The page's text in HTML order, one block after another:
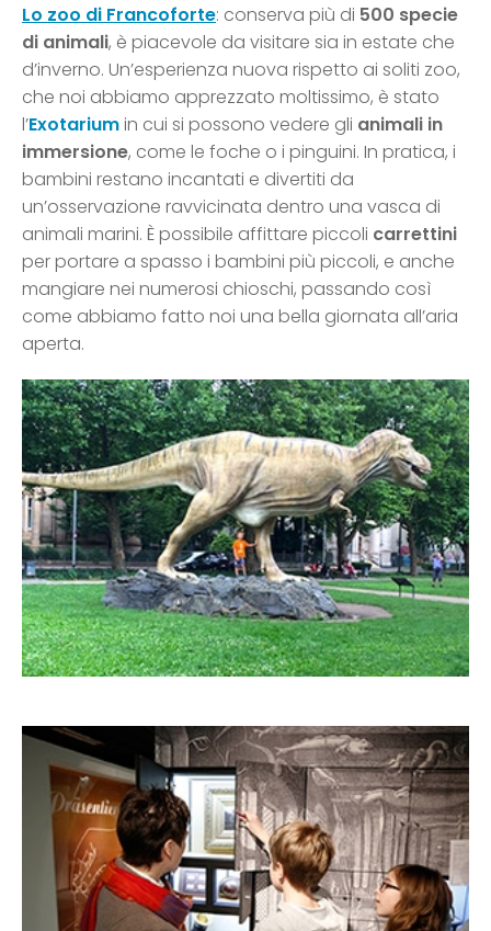
Lo zoo di Francoforte: conserva più di 500 specie
di animali, è piacevole da visitare sia in estate che
d’inverno. Un’esperienza nuova rispetto ai soliti zoo,
che noi abbiamo apprezzato moltissimo, è stato
l’Exotariumin cui si possono vedere gli animali in
immersione, come le foche o i pinguini. In pratica, i
bambini restano incantati e divertiti da
un’osservazione ravvicinata dentro una vasca di
animali marini. È possibile affittare piccoli carrettini
per portare a spasso i bambini più piccoli, e anche
mangiare nei numerosi chioschi, passando così
come abbiamo fatto noi una bella giornata all’aria
aperta.